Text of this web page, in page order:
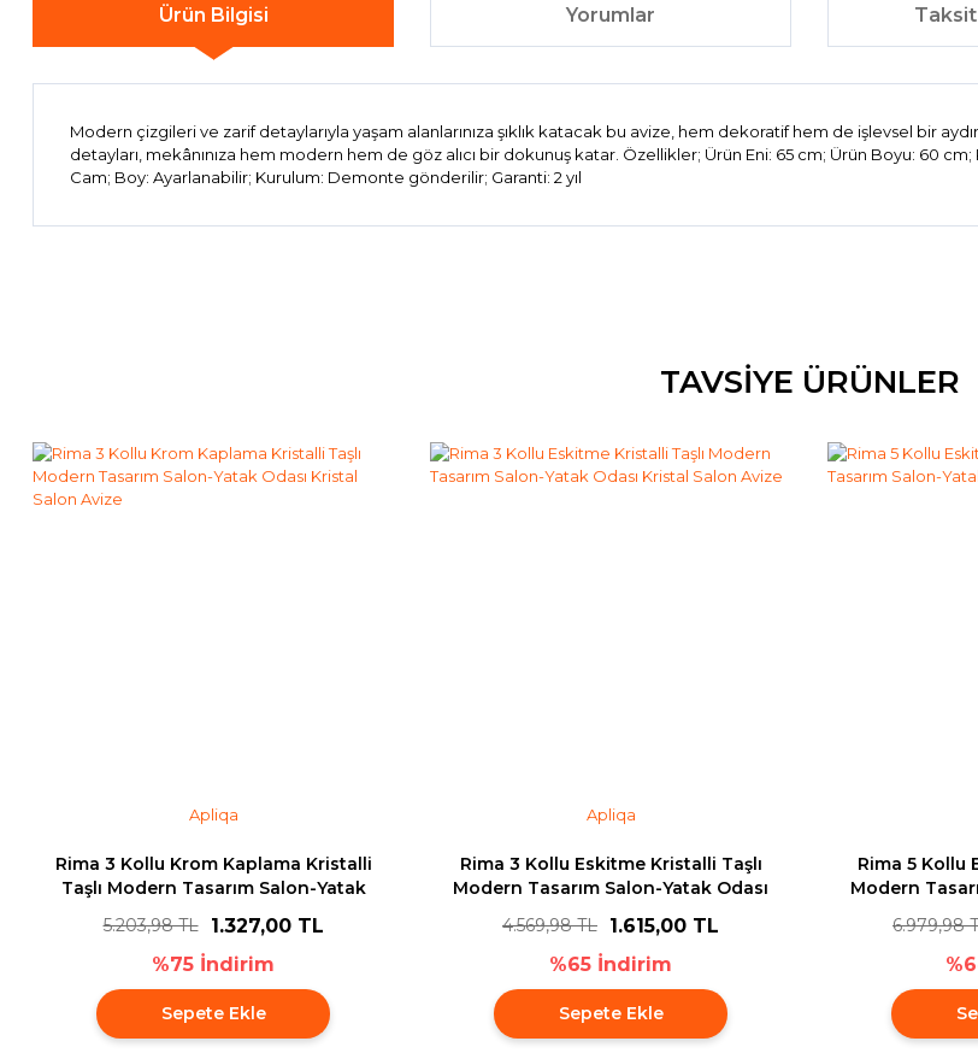
Ürün Bilgisi Yorumlar
Modern çizgileri ve zarif detaylarıyla yaşam alanlarınıza şıklık katacak bu avize, hem dekoratif hem de işlevsel bir
detayları, mekânınıza hem modern hem de göz alıcı bir dokunuş katar. Özellikler; Ürün Eni: 65 cm; Ürün Boyu: 60
Cam; Boy: Ayarlanabilir; Kurulum: Demonte gönderilir; Garanti: 2 yıl
Yorum Yaz
Ürün fiyatı diğer sitelerden daha pahalı.
Bu ürüne benzer farklı alternatifler olmalı.
TAVSİYE ÜRÜNLER
Apliqa
Rima 3 Kollu Krom Kaplama Kristalli
Taşlı Modern Tasarım Salon-Yatak
5.203,98 TL
1.327,00 TL
%75 İndirim
Sepete Ekle
Apliqa
Rima 3 Kollu Eskitme Kristalli Taşlı
Modern Tasarım Salon-Yatak Odası
4.569,98 TL
1.615,00 TL
%65 İndirim
Sepete Ekle
Rima 5 Kollu
Modern
6.979,98